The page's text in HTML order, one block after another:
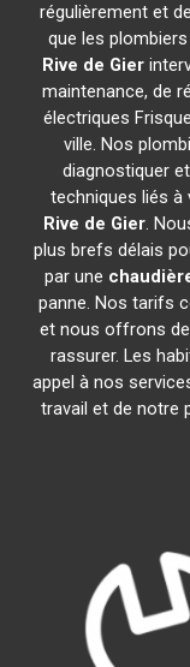
régulièrement et
que les
Rive de Gier
maintenance, de
électriques
ville. Nos
diagnostiquer
techniques liés à
Rive de Gier.
plus brefs délais
par une
panne. Nos tarifs
et nous offrons
rassurer. Les
appel à nos
travail et de notre